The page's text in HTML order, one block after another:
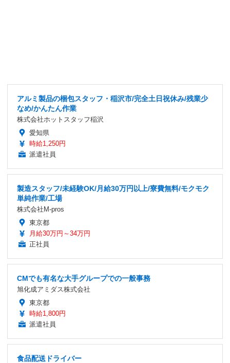
アルミ製品の梱包スタッフ・稲沢市/完全土日祝休み/残業少
なめ/かんたん作業
株式会社ホットスタッフ稲沢
愛知県
時給1,250円
派遣社員
製造スタッフ/未経験OK/月給30万円以上/寮費無料/モクモク
単純作業/工場
株式会社M-pros
東京都
月給30万円～34万円
正社員
CMでも有名な大手グループでの一般事務
旭化成アミダス株式会社
東京都
時給1,800円
派遣社員
食品配送ドライバー